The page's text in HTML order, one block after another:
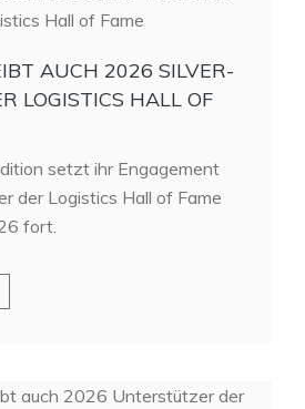
AUCH 2026 SILVER-
LOGISTICS HALL OF
setzt ihr Engagement
der Logistics Hall of Fame
fort.